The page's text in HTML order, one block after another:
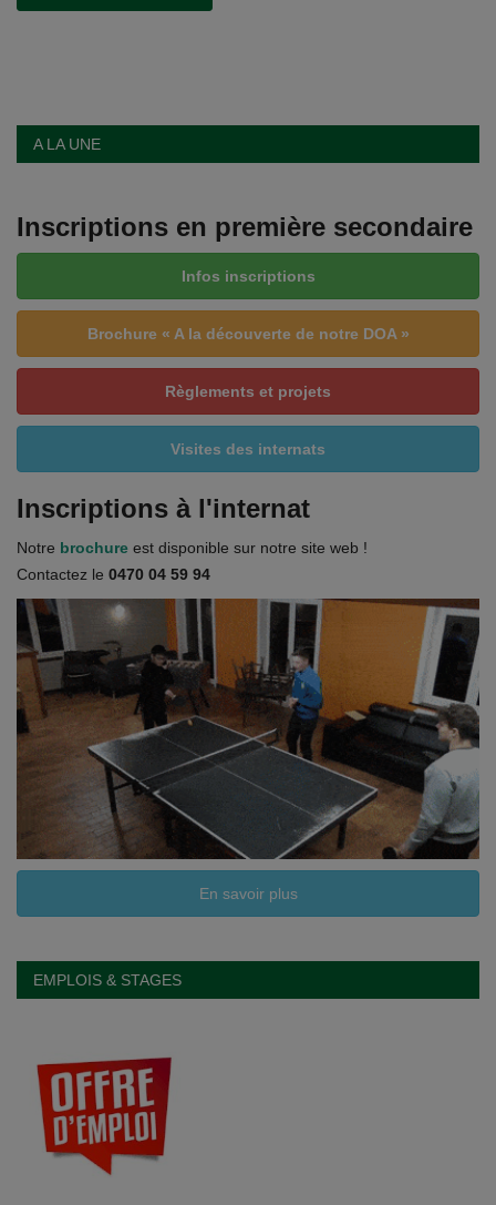
A LA UNE
Inscriptions en première secondaire
Infos inscriptions
Brochure « A la découverte de notre DOA »
Règlements et projets
Visites des internats
Inscriptions à l'internat
Notre brochure est disponible sur notre site web !
Contactez le 0470 04 59 94
En savoir plus
EMPLOIS & STAGES